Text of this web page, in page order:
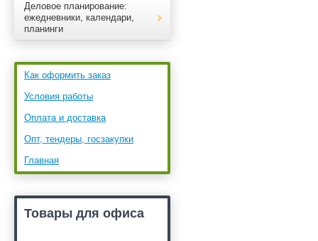
Деловое планирование:
ежедневники, календари,
планинги
Как оформить заказ
Условия работы
Оплата и доставка
Опт, тендеры, госзакупки
Главная
Товары для офиса